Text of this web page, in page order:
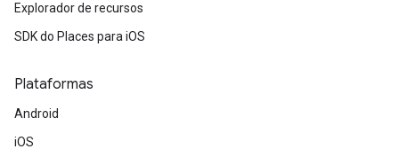
Explorador de recursos
SDK do Places para iOS
Plataformas
Android
iOS